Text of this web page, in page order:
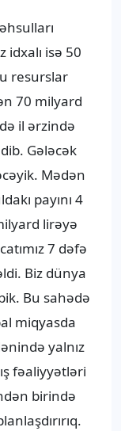
idxalı isə 50
resurslar
70 milyard
il ərzində
Gələcək
Mədən
payını 4
lirəyə
7 dəfə
Biz dünya
Bu sahədə
miqyasda
yalnız
fəaliyyətləri
birində